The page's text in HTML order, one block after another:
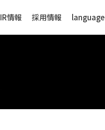
IR情報 採用情報 language